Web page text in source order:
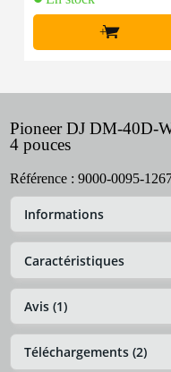
+
Pioneer DJ DM-40D-
4 pouces
Référence : 9000-0095-
Informations
Caractéristiques
Avis (1)
Téléchargements (2)